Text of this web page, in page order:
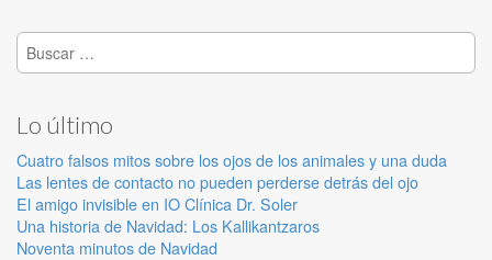
Buscar:
Lo último
Cuatro falsos mitos sobre los ojos de los animales y una duda
Las lentes de contacto no pueden perderse detrás del ojo
El amigo invisible en IO Clínica Dr. Soler
Una historia de Navidad: Los Kallikantzaros
Noventa minutos de Navidad